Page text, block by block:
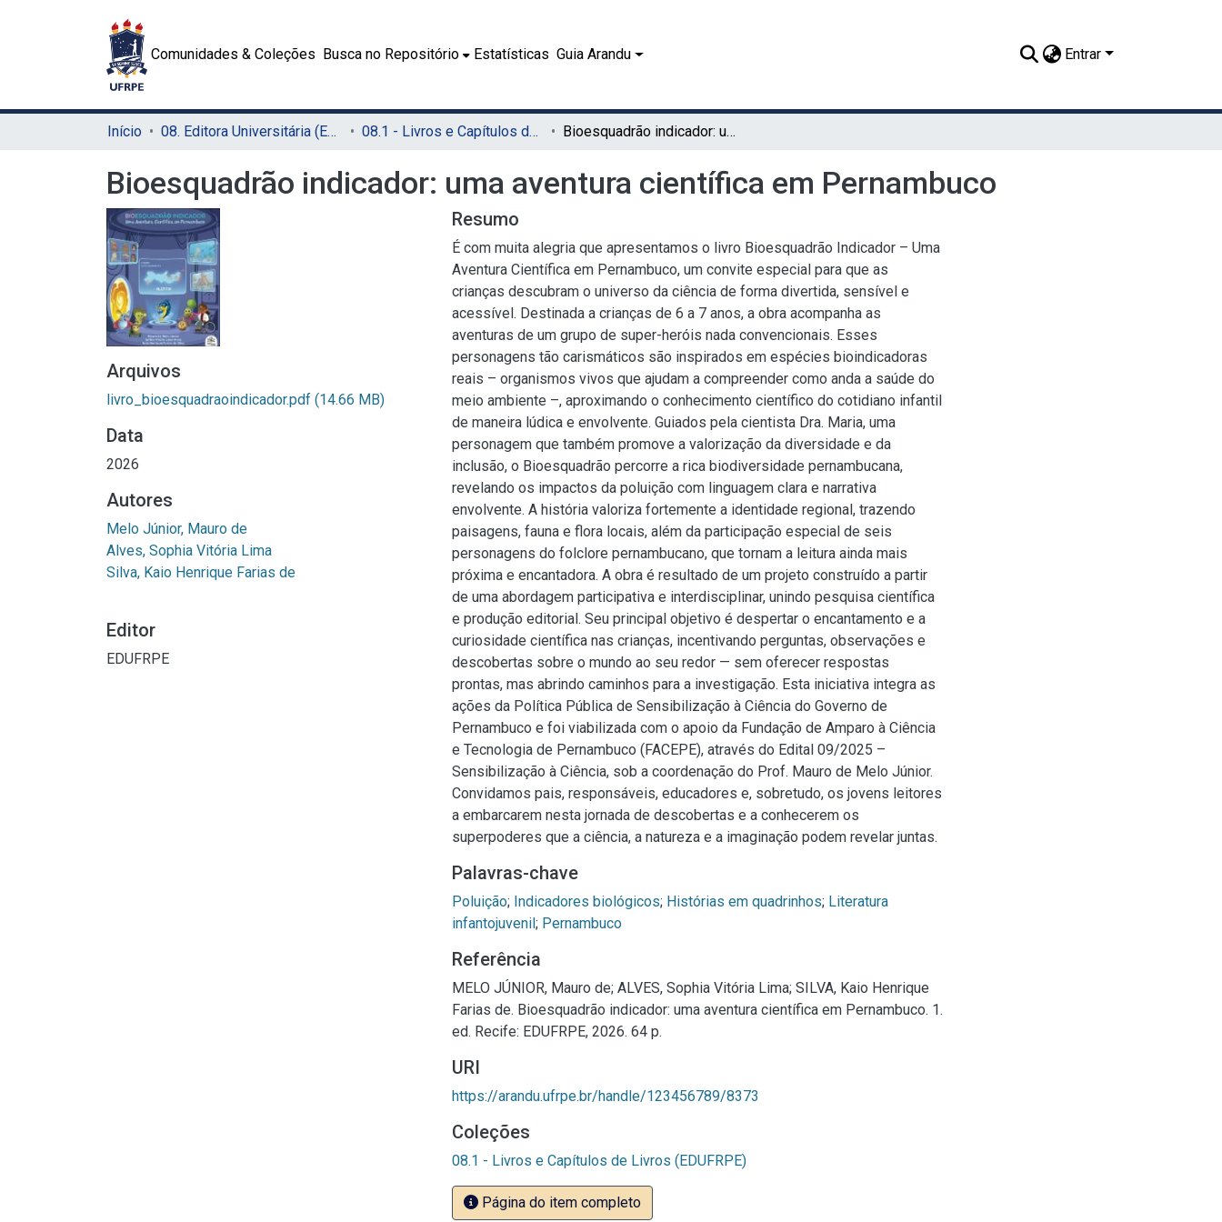
Comunidades & Coleções Busca no Repositório Estatísticas Guia Arandu Entrar
Início 08. Editora Universitária (EDUFRPE) 08.1 - Livros e Capítulos de Livros (EDUFRPE) Bioesquadrão indicador: uma aventura científica em Pernambuco
Bioesquadrão indicador: uma aventura científica em Pernambuco
Arquivos
livro_bioesquadraoindicador.pdf (14.66 MB)
Data
2026
Autores
Melo Júnior, Mauro de
Alves, Sophia Vitória Lima
Silva, Kaio Henrique Farias de
Editor
EDUFRPE
Resumo
É com muita alegria que apresentamos o livro Bioesquadrão Indicador – Uma
Aventura Científica em Pernambuco, um convite especial para que as
crianças descubram o universo da ciência de forma divertida, sensível e
acessível. Destinada a crianças de 6 a 7 anos, a obra acompanha as
aventuras de um grupo de super-heróis nada convencionais. Esses
personagens tão carismáticos são inspirados em espécies bioindicadoras
reais – organismos vivos que ajudam a compreender como anda a saúde do
meio ambiente –, aproximando o conhecimento científico do cotidiano infantil
de maneira lúdica e envolvente. Guiados pela cientista Dra. Maria, uma
personagem que também promove a valorização da diversidade e da
inclusão, o Bioesquadrão percorre a rica biodiversidade pernambucana,
revelando os impactos da poluição com linguagem clara e narrativa
envolvente. A história valoriza fortemente a identidade regional, trazendo
paisagens, fauna e flora locais, além da participação especial de seis
personagens do folclore pernambucano, que tornam a leitura ainda mais
próxima e encantadora. A obra é resultado de um projeto construído a partir
de uma abordagem participativa e interdisciplinar, unindo pesquisa científica
e produção editorial. Seu principal objetivo é despertar o encantamento e a
curiosidade científica nas crianças, incentivando perguntas, observações e
descobertas sobre o mundo ao seu redor — sem oferecer respostas
prontas, mas abrindo caminhos para a investigação. Esta iniciativa integra as
ações da Política Pública de Sensibilização à Ciência do Governo de
Pernambuco e foi viabilizada com o apoio da Fundação de Amparo à Ciência
e Tecnologia de Pernambuco (FACEPE), através do Edital 09/2025 –
Sensibilização à Ciência, sob a coordenação do Prof. Mauro de Melo Júnior.
Convidamos pais, responsáveis, educadores e, sobretudo, os jovens leitores
a embarcarem nesta jornada de descobertas e a conhecerem os
superpoderes que a ciência, a natureza e a imaginação podem revelar juntas.
Palavras-chave
Poluição; Indicadores biológicos; Histórias em quadrinhos; Literatura
infantojuvenil; Pernambuco
Referência
MELO JÚNIOR, Mauro de; ALVES, Sophia Vitória Lima; SILVA, Kaio Henrique
Farias de. Bioesquadrão indicador: uma aventura científica em Pernambuco. 1.
ed. Recife: EDUFRPE, 2026. 64 p.
URI
https://arandu.ufrpe.br/handle/123456789/8373
Coleções
08.1 - Livros e Capítulos de Livros (EDUFRPE)
Página do item completo